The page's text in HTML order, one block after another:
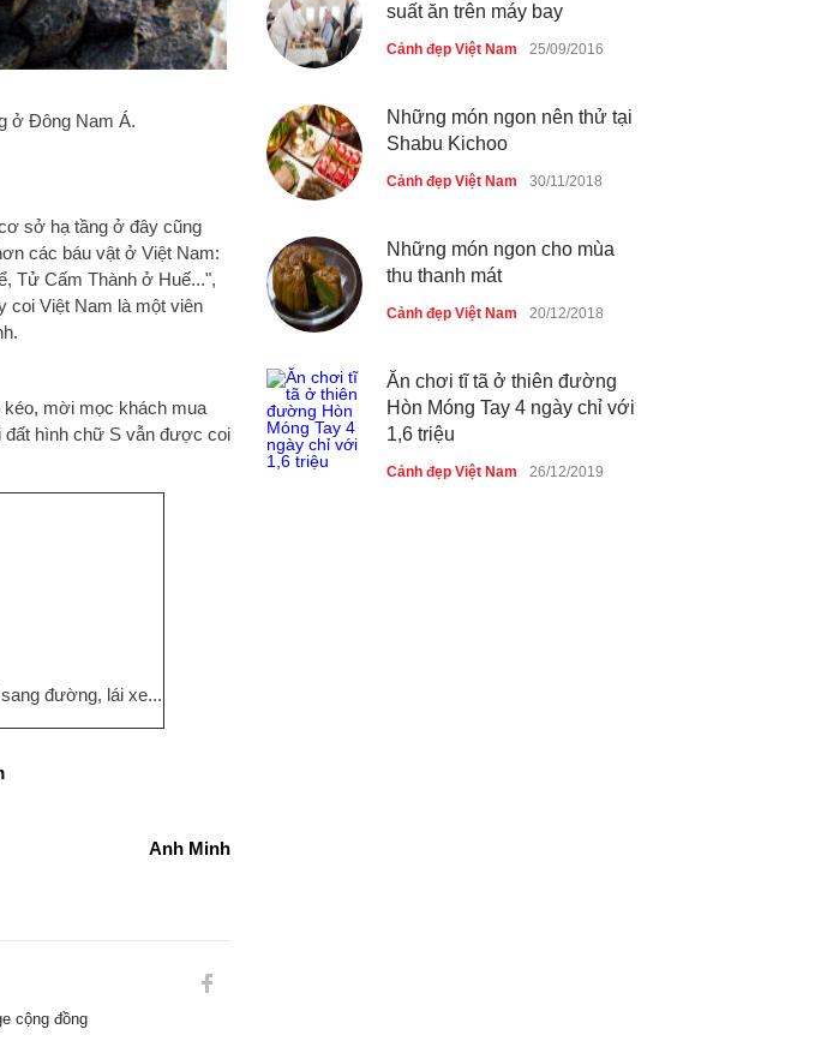
ở Đông Nam Á.
sở hạ tầng ở đây cũng
các báu vật ở Việt Nam:
Tử Cấm Thành ở Huế...",
coi Việt Nam là một viên
kéo, mời mọc khách mua
đất hình chữ S vẫn được coi
đường, lái xe...
Anh Minh
cộng đồng
suất ăn trên máy bay
Cảnh đẹp Việt Nam 25/09/2016
Những món ngon nên thử tại
Shabu Kichoo
Cảnh đẹp Việt Nam 30/11/2018
Những món ngon cho mùa
thu thanh mát
Cảnh đẹp Việt Nam 20/12/2018
Ăn chơi tĩ tã ở thiên đường
Hòn Móng Tay 4 ngày chỉ với
1,6 triệu
Cảnh đẹp Việt Nam 26/12/2019